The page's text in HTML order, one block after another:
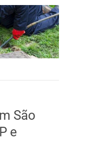
São
e